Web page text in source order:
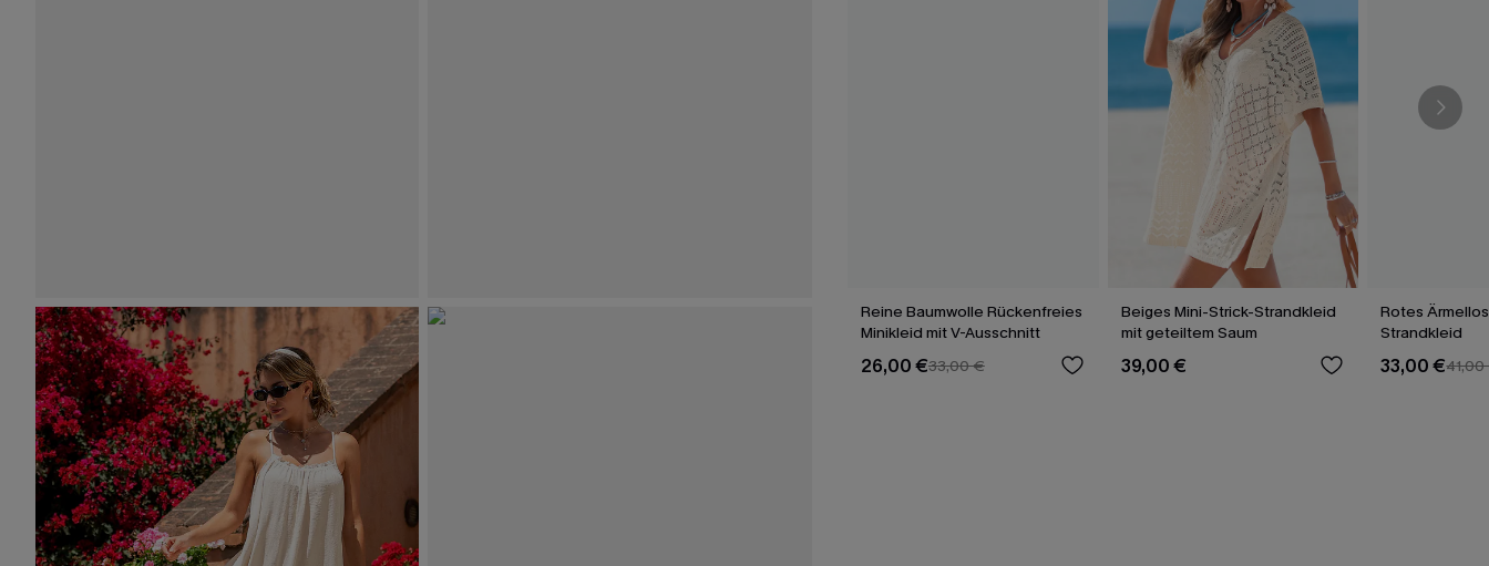
Reine Baumwolle Rückenfreies
Minikleid mit V-Ausschnitt
26,00 €33,00 €
Beiges Mini-Strick-Strandkleid
mit geteiltem Saum
39,00 €
Rotes
Strandkleid
33,00 €